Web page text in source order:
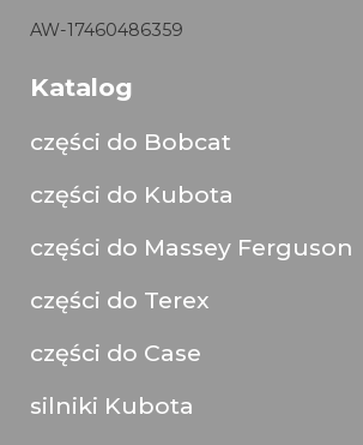
AW-17460486359
Katalog
części do Bobcat
części do Kubota
części do Massey Ferguson
części do Terex
części do Case
silniki Kubota